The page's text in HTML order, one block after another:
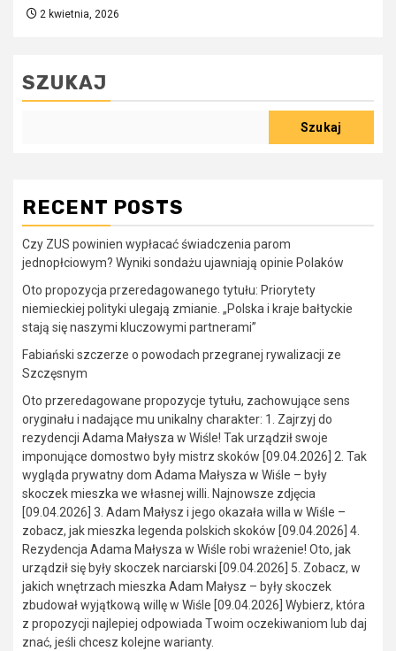
2 kwietnia, 2026
SZUKAJ
Szukaj
RECENT POSTS
Czy ZUS powinien wypłacać świadczenia parom
jednopłciowym? Wyniki sondażu ujawniają opinie Polaków
Oto propozycja przeredagowanego tytułu: Priorytety
niemieckiej polityki ulegają zmianie. „Polska i kraje bałtyckie
stają się naszymi kluczowymi partnerami”
Fabiański szczerze o powodach przegranej rywalizacji ze
Szczęsnym
Oto przeredagowane propozycje tytułu, zachowujące sens
oryginału i nadające mu unikalny charakter: 1. Zajrzyj do
rezydencji Adama Małysza w Wiśle! Tak urządził swoje
imponujące domostwo były mistrz skoków [09.04.2026] 2. Tak
wygląda prywatny dom Adama Małysza w Wiśle – były
skoczek mieszka we własnej willi. Najnowsze zdjęcia
[09.04.2026] 3. Adam Małysz i jego okazała willa w Wiśle –
zobacz, jak mieszka legenda polskich skoków [09.04.2026] 4.
Rezydencja Adama Małysza w Wiśle robi wrażenie! Oto, jak
urządził się były skoczek narciarski [09.04.2026] 5. Zobacz, w
jakich wnętrzach mieszka Adam Małysz – były skoczek
zbudował wyjątkową willę w Wiśle [09.04.2026] Wybierz, która
z propozycji najlepiej odpowiada Twoim oczekiwaniom lub daj
znać, jeśli chcesz kolejne warianty.